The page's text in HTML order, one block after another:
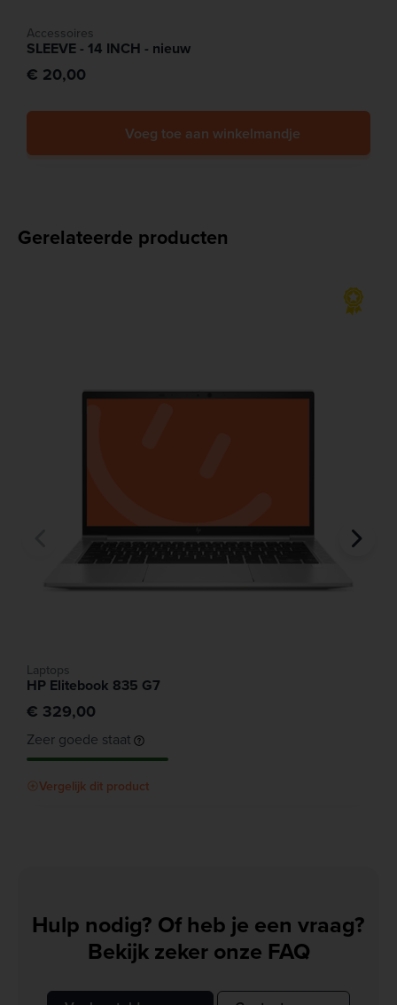
Accessoires
SLEEVE - 14 INCH - nieuw
€ 20,00
Voeg toe aan winkelmandje
Gerelateerde producten
Laptops
HP Elitebook 835 G7
€ 329,00
Zeer goede staat
Vergelijk dit product
Hulp nodig? Of heb je een vraag?
Bekijk zeker onze FAQ